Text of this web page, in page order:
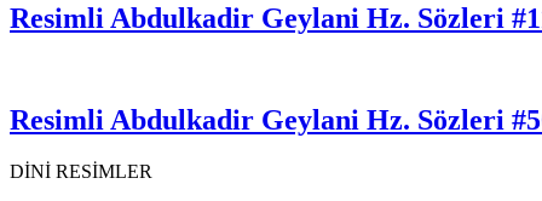
Resimli Abdulkadir Geylani Hz. Sözleri
Resimli Abdulkadir Geylani Hz. Sözleri
DİNİ RESİMLER